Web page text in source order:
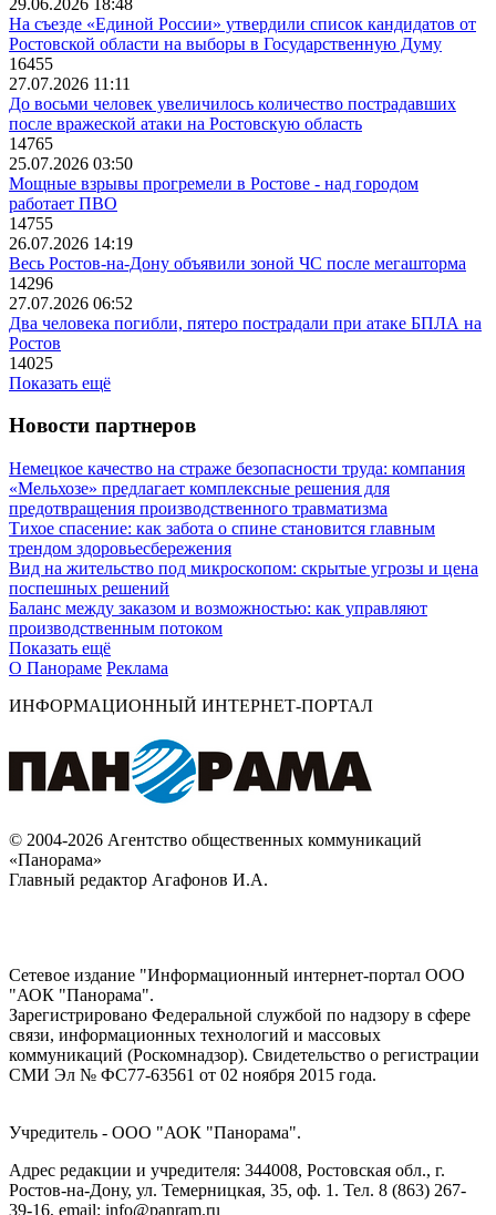
На съезде «Единой России» утвердили список кандидатов от
Ростовской области на выборы в Государственную Думу
16455
27.07.2026 11:11
До восьми человек увеличилось количество пострадавших
после вражеской атаки на Ростовскую область
14765
25.07.2026 03:50
Мощные взрывы прогремели в Ростове - над городом
работает ПВО
14755
26.07.2026 14:19
Весь Ростов-на-Дону объявили зоной ЧС после мегашторма
14296
27.07.2026 06:52
Два человека погибли, пятеро пострадали при атаке БПЛА на
Ростов
14025
Показать ещё
Новости партнеров
Немецкое качество на страже безопасности труда: компания
«Мельхозе» предлагает комплексные решения для
предотвращения производственного травматизма
Тихое спасение: как забота о спине становится главным
трендом здоровьесбережения
Вид на жительство под микроскопом: скрытые угрозы и цена
поспешных решений
Баланс между заказом и возможностью: как управляют
производственным потоком
Показать ещё
О Панораме Реклама
ИНФОРМАЦИОННЫЙ ИНТЕРНЕТ-ПОРТАЛ
© 2004-2026 Агентство общественных коммуникаций
«Панорама»
Главный редактор Агафонов И.А.
Сетевое издание "Информационный интернет-портал ООО
"АОК "Панорама".
Зарегистрировано Федеральной службой по надзору в сфере
связи, информационных технологий и массовых
коммуникаций (Роскомнадзор). Cвидетельство о регистрации
СМИ Эл № ФС77-63561 от 02 ноября 2015 года.
Учредитель - ООО "АОК "Панорама".
Адрес редакции и учредителя: 344008, Ростовская обл., г.
Ростов-на-Дону, ул. Темерницкая, 35, оф. 1. Тел. 8 (863) 267-
39-16, email: info@panram.ru